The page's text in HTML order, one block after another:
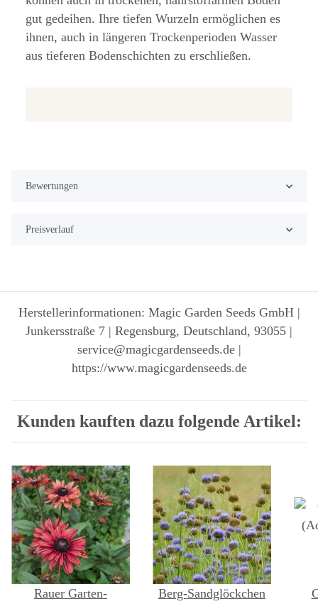
gut gedeihen. Ihre tiefen Wurzeln ermöglichen es
ihnen, auch in längeren Trockenperioden Wasser
aus tieferen Bodenschichten zu erschließen.
Bewertungen
Preisverlauf
Herstellerinformationen: Magic Garden Seeds GmbH |
Junkersstraße 7 | Regensburg, Deutschland, 93055 |
service@magicgardenseeds.de |
https://www.magicgardenseeds.de
Kunden kauften dazu folgende Artikel:
Rauer Garten-
Berg-Sandglöckchen